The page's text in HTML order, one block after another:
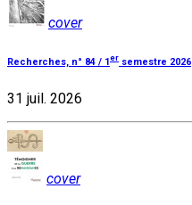
cover
Recherches, n° 84 / 1er semestre 2026
31 juil. 2026
cover